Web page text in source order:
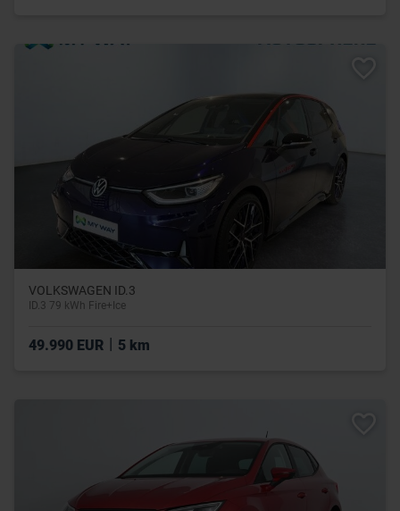
VOLKSWAGEN ID.3
ID.3 79 kWh Fire+Ice
49.990 EUR | 5 km